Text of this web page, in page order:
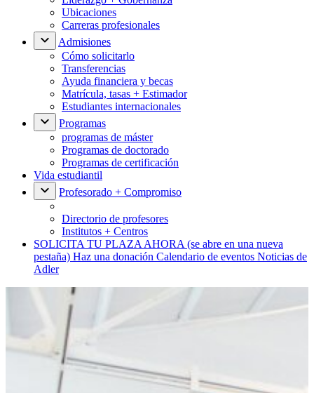
Ubicaciones
Carreras profesionales
Admisiones
Cómo solicitarlo
Transferencias
Ayuda financiera y becas
Matrícula, tasas + Estimador
Estudiantes internacionales
Programas
programas de máster
Programas de doctorado
Programas de certificación
Vida estudiantil
Profesorado + Compromiso
Directorio de profesores
Institutos + Centros
SOLICITA TU PLAZA AHORA (se abre en una nueva
pestaña) Haz una donación Calendario de eventos Noticias de
Adler